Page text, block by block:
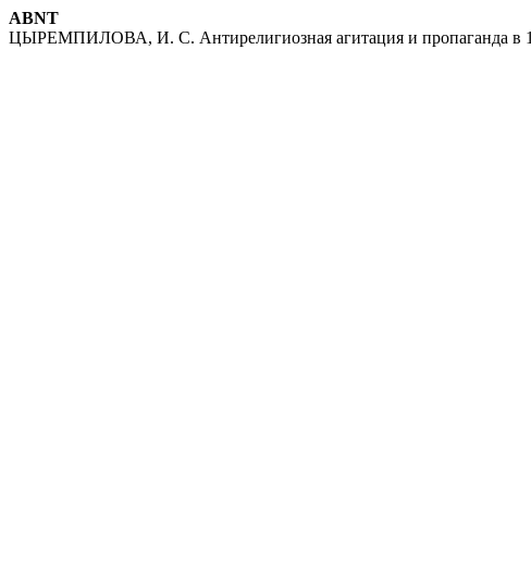
ABNT
ЦЫРЕМПИЛОВА, И. С. Антирелигиозная агитация и пропаганда в